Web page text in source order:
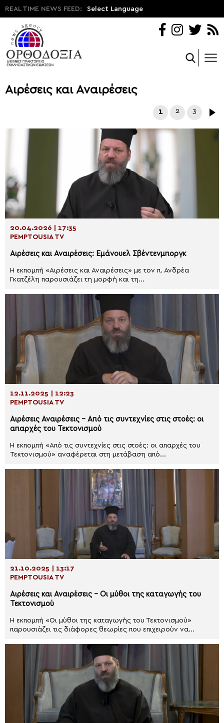
REAL TIME NEWS FEED: Select Language
Αιρέσεις και Αναιρέσεις
1 2 3
20.04.2026 | 17:35
PEMPTOUSIA TV
Αιρέσεις και Αναιρέσεις: Εμάνουελ Σβέντενμποργκ
Η εκπομπή «Αιρέσεις και Αναιρέσεις» με τον π. Ανδρέα
Γκατζέλη παρουσιάζει τη μορφή και τη...
12.11.2025 | 12:23
PEMPTOUSIA TV
Αιρέσεις Αναιρέσεις – Από τις συντεχνίες στις στοές: οι
απαρχές του Τεκτονισμού
Η εκπομπή «Από τις συντεχνίες στις στοές: οι απαρχές του
Τεκτονισμού» αναφέρεται στη μετάβαση από...
21.10.2025 | 13:17
PEMPTOUSIA TV
Αιρέσεις και Αναιρέσεις – Οι μύθοι της καταγωγής του
Τεκτονισμού
Η εκπομπή «Οι μύθοι της καταγωγής του Τεκτονισμού»
παρουσιάζει τις διάφορες θεωρίες που επιχειρούν να...